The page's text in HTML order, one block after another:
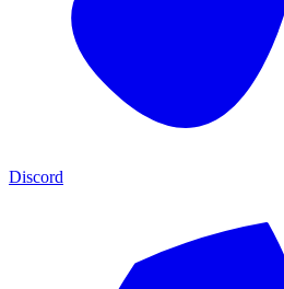
Discord